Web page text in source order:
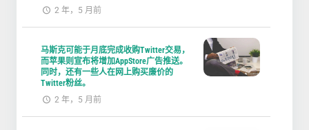
2 年，5 月前
马斯克可能于月底完成收购Twitter交易，
而苹果则宣布将增加AppStore广告推送。
同时，还有一些人在网上购买廉价的
Twitter粉丝。
2 年，5 月前